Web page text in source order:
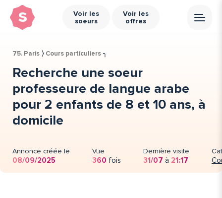
Voir les
soeurs
Voir les
offres
s
75. Paris ⟩ Cours particuliers ╮
Recherche une soeur
professeure de langue arabe
pour 2 enfants de 8 et 10 ans, à
domicile
Annonce créée le
08/09/2025
Vue
360 fois
Dernière visite
31/07 à 21:17